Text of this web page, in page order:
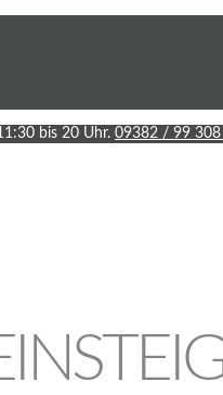
bis 20 Uhr. 09382 / 99 308